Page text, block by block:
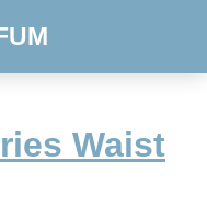
Waist